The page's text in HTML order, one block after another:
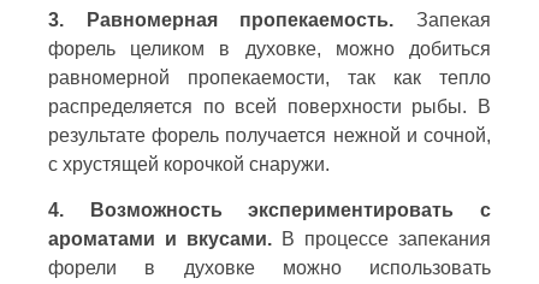
3. Равномерная пропекаемость. Запекая
форель целиком в духовке, можно добиться
равномерной пропекаемости, так как тепло
распределяется по всей поверхности рыбы. В
результате форель получается нежной и сочной,
с хрустящей корочкой снаружи.
4. Возможность экспериментировать с
ароматами и вкусами. В процессе запекания
форели в духовке можно использовать